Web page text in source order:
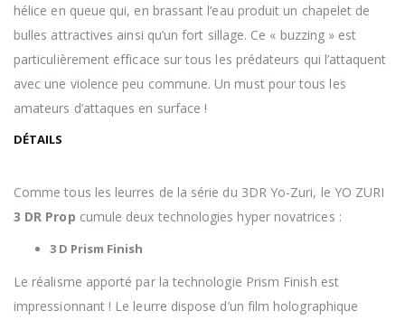
hélice en queue qui, en brassant l’eau produit un chapelet de
bulles attractives ainsi qu’un fort sillage. Ce « buzzing » est
particulièrement efficace sur tous les prédateurs qui l’attaquent
avec une violence peu commune. Un must pour tous les
amateurs d’attaques en surface !
DÉTAILS
Comme tous les leurres de la série du 3DR Yo-Zuri, le YO ZURI
3 DR Prop cumule deux technologies hyper novatrices :
3 D Prism Finish
Le réalisme apporté par la technologie Prism Finish est
impressionnant ! Le leurre dispose d’un film holographique